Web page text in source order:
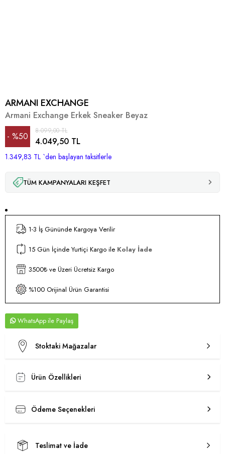
ARMANI EXCHANGE
Armani Exchange Erkek Sneaker Beyaz
%50
İndirim
8.099,00 TL
4.049,50 TL
1.349,83 TL `den başlayan taksitlerle
TÜM KAMPANYALARI KEŞFET
1-3 İş Gününde Kargoya Verilir
15 Gün İçinde Yurtiçi Kargo ile Kolay İade
3500₺ ve Üzeri Ücretsiz Kargo
%100 Orijinal Ürün Garantisi
WhatsApp
Stoktaki Mağazalar
Ürün Özellikleri
Ödeme Seçenekleri
Teslimat ve İade